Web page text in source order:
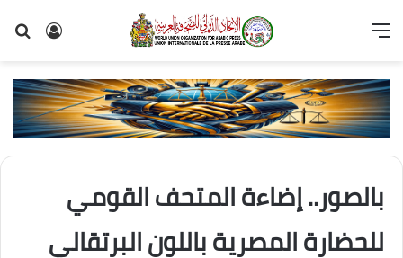
تسجيل
القائمة
بالصور.. إضاءة المتحف القومي
للحضارة المصرية باللون البرتقالي